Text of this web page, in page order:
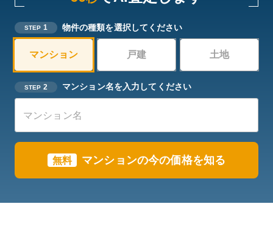
STEP 1 物件の種類を選択してください
マンション 戸建 土地
STEP 2 マンション名を入力してください
無料 マンションの今の価格を知る